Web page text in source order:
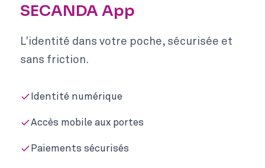
SECANDA App
L'identité dans votre poche, sécurisée et
sans friction.
Identité numérique
Accès mobile aux portes
Paiements sécurisés